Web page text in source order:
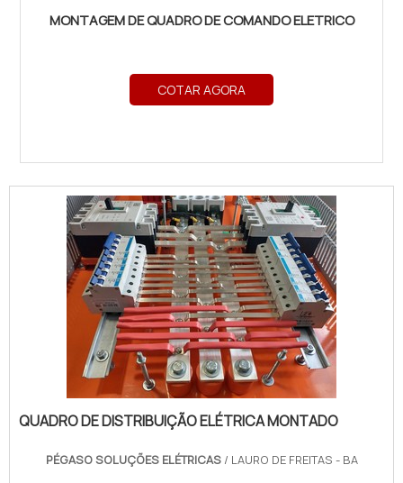
MONTAGEM DE QUADRO DE COMANDO ELETRICO
COTAR AGORA
QUADRO DE DISTRIBUIÇÃO ELÉTRICA MONTADO
PÉGASO SOLUÇÕES ELÉTRICAS / LAURO DE FREITAS - BA